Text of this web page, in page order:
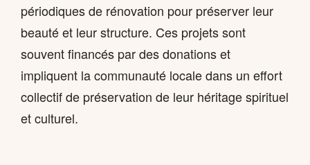
périodiques de rénovation pour préserver leur
beauté et leur structure. Ces projets sont
souvent financés par des donations et
impliquent la communauté locale dans un effort
collectif de préservation de leur héritage spirituel
et culturel.